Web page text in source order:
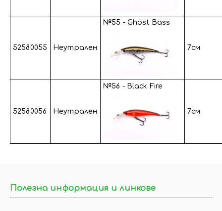
52580055 Неутрален
№55 - Ghost Bass
7см
52580056 Неутрален
№56 - Black Fire
7см
Полезна информация и линкове